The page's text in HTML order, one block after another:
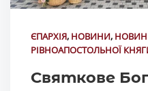
ЄПАРХІЯ, НОВИНИ,
РІВНОАПОСТОЛЬНОЇ
Святкове